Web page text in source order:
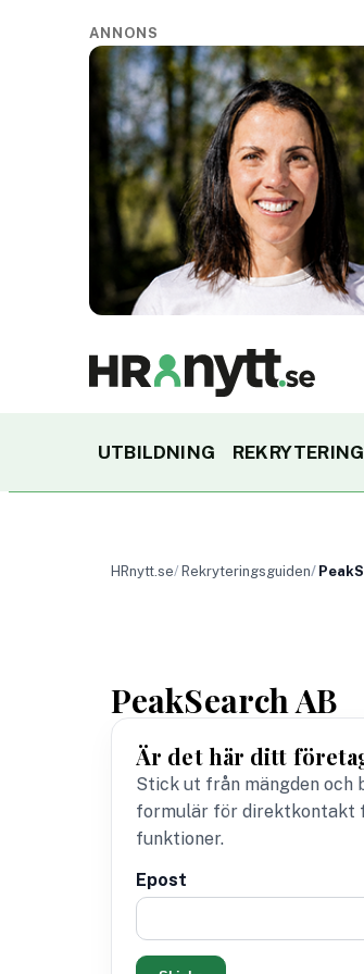
ANNONS
UTBILDNING
HRnytt.se Rekryteringsguiden
PeakSearch AB
Är det här ditt
Stick ut från mängden och
formulär för direktkontakt
funktioner.
Epost